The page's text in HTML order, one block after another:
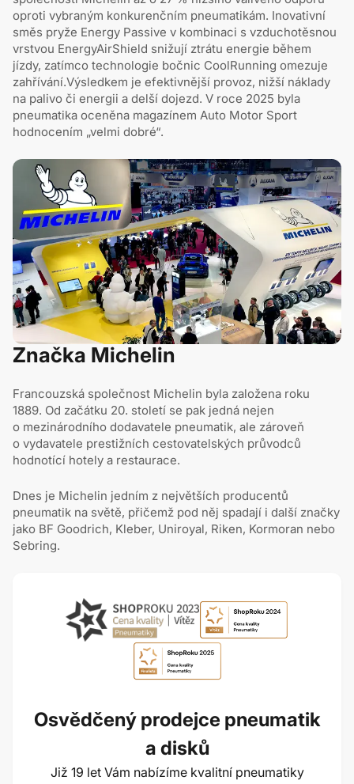
oproti vybraným konkurenčním pneumatikám. Inovativní
směs pryže Energy Passive v kombinaci s vzduchotěsnou
vrstvou EnergyAirShield snižují ztrátu energie během
jízdy, zatímco technologie bočnic CoolRunning omezuje
zahřívání.Výsledkem je efektivnější provoz, nižší náklady
na palivo či energii a delší dojezd. V roce 2025 byla
pneumatika oceněna magazínem Auto Motor Sport
hodnocením „velmi dobré“.
Značka Michelin
Francouzská společnost Michelin byla založena roku
1889. Od začátku 20. století se pak jedná nejen
o mezinárodního dodavatele pneumatik, ale zároveň
o vydavatele prestižních cestovatelských průvodců
hodnotící hotely a restaurace.
Dnes je Michelin jedním z největších producentů
pneumatik na světě, přičemž pod něj spadají i další značky
jako BF Goodrich, Kleber, Uniroyal, Riken, Kormoran nebo
Sebring.
Osvědčený prodejce pneumatik
a disků
Již 19 let Vám nabízíme kvalitní pneumatiky